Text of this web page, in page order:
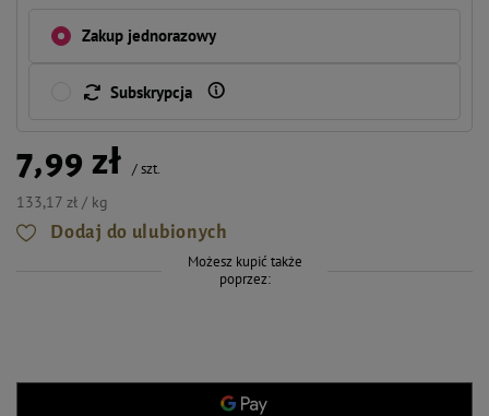
Zakup jednorazowy
Subskrypcja
7,99 zł /szt.
133,17 zł / kg
Dodaj do ulubionych
Możesz kupić także
poprzez: